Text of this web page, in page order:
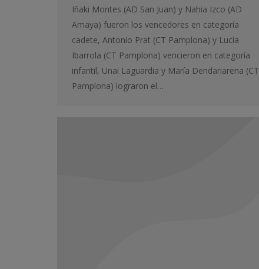
Iñaki Montes (AD San Juan) y Nahia Izco (AD
Amaya) fueron los vencedores en categoría
cadete, Antonio Prat (CT Pamplona) y Lucía
Ibarrola (CT Pamplona) vencieron en categoría
infantil, Unai Laguardia y María Dendariarena (CT
Pamplona) lograron el…